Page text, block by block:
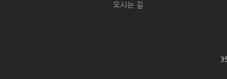
오시는 길